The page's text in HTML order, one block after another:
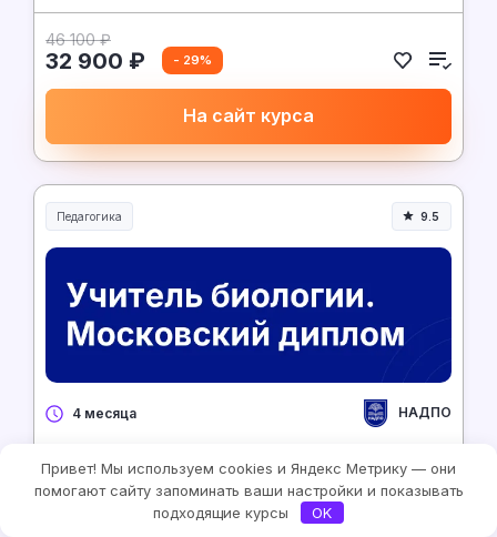
46 100 ₽
32 900 ₽ - 29%
На сайт курса
Педагогика
Образование и педагогика
9.5
4 месяца НАДПО
2 334 ₽/месяц
Рассрочка 0%
Привет! Мы используем cookies и Яндекс Метрику — они
помогают сайту запоминать ваши настройки и показывать
подходящие курсы
OK